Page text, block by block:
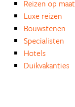
Reizen op maat
Luxe reizen
Bouwstenen
Specialisten
Hotels
Duikvakanties